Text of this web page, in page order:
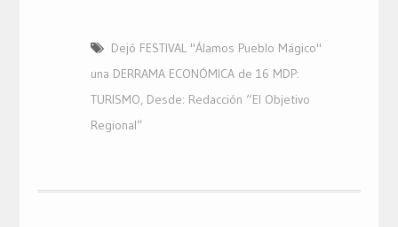
Dejó FESTIVAL "Álamos Pueblo Mágico"
una DERRAMA ECONÓMICA de 16 MDP:
TURISMO, Desde: Redacción “El Objetivo
Regional”